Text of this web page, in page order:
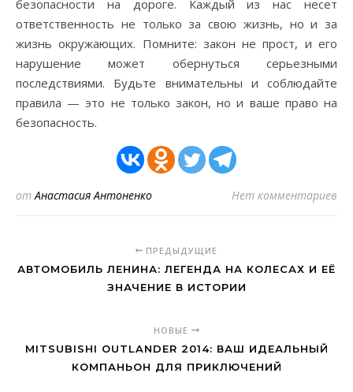
безопасности на дороге. Каждый из нас несет
ответственность не только за свою жизнь, но и за
жизнь окружающих. Помните: закон не прост, и его
нарушение может обернуться серьезными
последствиями. Будьте внимательны и соблюдайте
правила — это не только закон, но и ваше право на
безопасность.
отАнастасия Антоненко Нет комментариев
ПРЕДЫДУЩИЕ
АВТОМОБИЛЬ ЛЕНИНА: ЛЕГЕНДА НА КОЛЕСАХ И ЕЁ
ЗНАЧЕНИЕ В ИСТОРИИ
НОВЫЕ
MITSUBISHI OUTLANDER 2014: ВАШ ИДЕАЛЬНЫЙ
КОМПАНЬОН ДЛЯ ПРИКЛЮЧЕНИЙ